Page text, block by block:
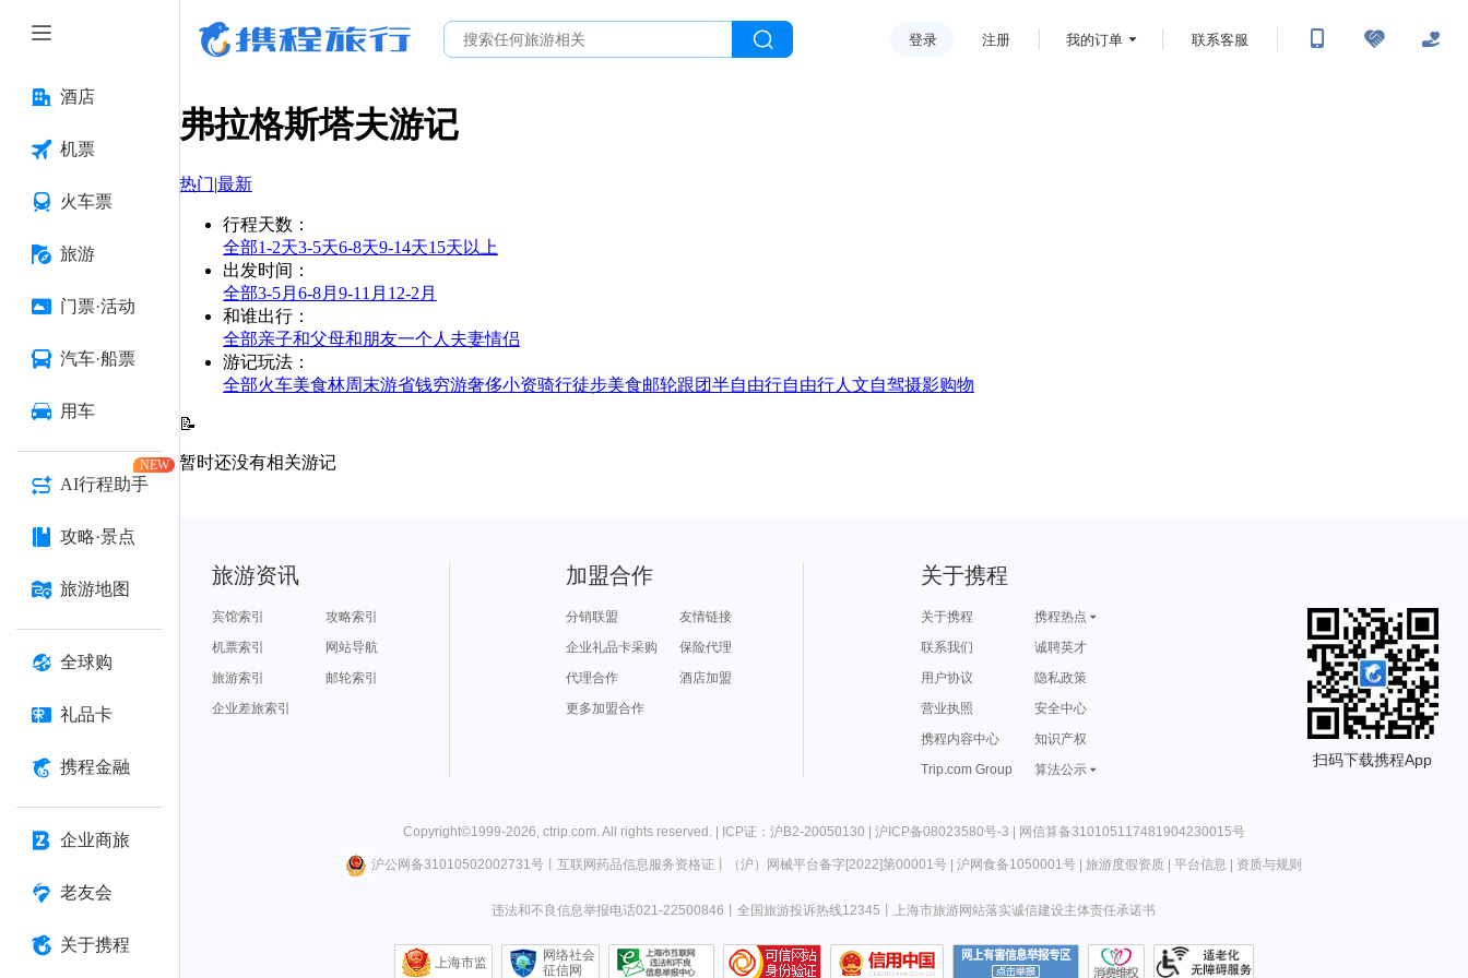
酒店
机票
火车票
旅游
门票·活动
汽车·船票
用车
AI行程助手
NEW
攻略·景点
旅游地图
全球购
礼品卡
携程金融
企业商旅
老友会
关于携程
登录 注册 我的订单 联系客服
弗拉格斯塔夫游记
热门|最新
行程天数 ：
全部1-2天3-5天6-8天9-14天15天以上
出发时间 ：
全部3-5月 6-8月 9-11月 12-2月
和谁出行 ：
全部亲子和父母和朋友一个人 夫妻情侣
游记玩法 ：
全部火车美食林周末游省钱穷游奢侈小资骑行徒步美食邮轮跟团半自由行自由行人文自驾摄影购物
📝
暂时还没有相关游记
旅游资讯
宾馆索引
攻略索引
机票索引
网站导航
旅游索引
邮轮索引
企业差旅索引
加盟合作
分销联盟
友情链接
企业礼品卡采购
保险代理
代理合作
酒店加盟
更多加盟合作
关于携程
关于携程
携程热点
联系我们
诚聘英才
用户协议
隐私政策
营业执照
安全中心
携程内容中心
知识产权
Trip.com Group
算法公示
扫码下载携程App
Copyright©1999-2026, ctrip.com. All rights reserved. | ICP证：沪B2-20050130 | 沪ICP备08023580号-3 | 网信算备310105117481904230015号
沪公网备31010502002731号丨 互联网药品信息服务资格证 （沪）网械平台备字[2022]第00001号| 沪网食备1050001号| 旅游度假资质| 平台信息 资质与规则
违法和不良信息举报电话021-22500846 全国旅游投诉热线12345 上海市旅游网站落实诚信建设主体责任承诺书
上海市监
网络社会
征信网